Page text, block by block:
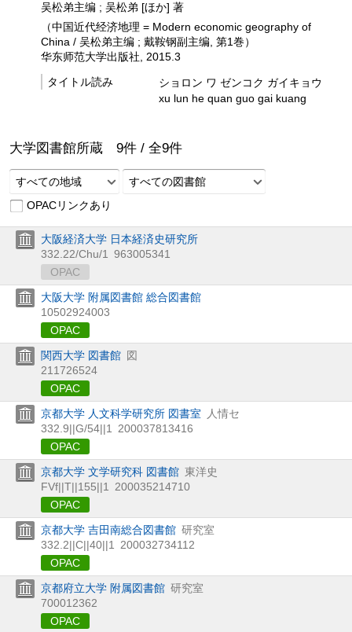
吴松弟主编 ; 吴松弟 [ほか] 著
（中国近代经济地理 = Modern economic geography of
China / 吴松弟主编 ; 戴鞍钢副主编, 第1巻）
华东师范大学出版社, 2015.3
タイトル読み
ショロン ワ ゼンコク ガイキョウ
xu lun he quan guo gai kuang
大学図書館所蔵 9件 / 全9件
すべての地域
すべての図書館
OPACリンクあり
大阪経済大学 日本経済史研究所
332.22/Chu/1
963005341
OPAC
大阪大学 附属図書館 総合図書館
10502924003
OPAC
関西大学 図書館 図
211726524
OPAC
京都大学 人文科学研究所 図書室
人情セ
332.9||G/54||1
200037813416
OPAC
京都大学 文学研究科 図書館 東洋史
FVf||T||155||1
200035214710
OPAC
京都大学 吉田南総合図書館 研究室
332.2||C||40||1
200032734112
OPAC
京都府立大学 附属図書館 研究室
700012362
OPAC